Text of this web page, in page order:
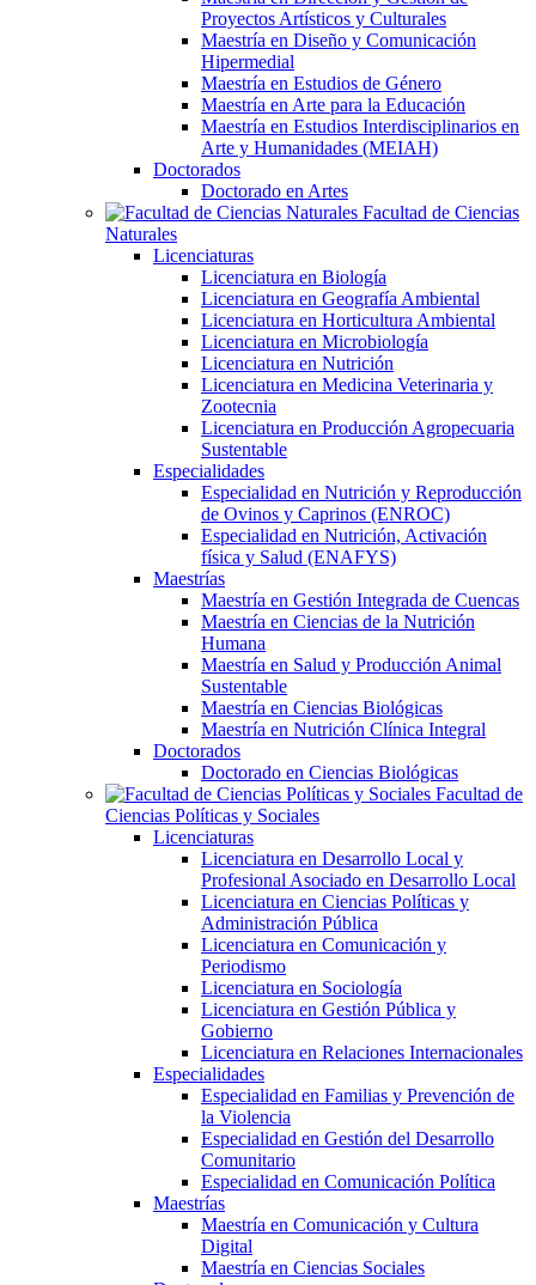
Proyectos Artísticos y Culturales
Maestría en Diseño y Comunicación
Hipermedial
Maestría en Estudios de Género
Maestría en Arte para la Educación
Maestría en Estudios Interdisciplinarios en
Arte y Humanidades (MEIAH)
Doctorados
Doctorado en Artes
Facultad de Ciencias
Naturales
Licenciaturas
Licenciatura en Biología
Licenciatura en Geografía Ambiental
Licenciatura en Horticultura Ambiental
Licenciatura en Microbiología
Licenciatura en Nutrición
Licenciatura en Medicina Veterinaria y
Zootecnia
Licenciatura en Producción Agropecuaria
Sustentable
Especialidades
Especialidad en Nutrición y Reproducción
de Ovinos y Caprinos (ENROC)
Especialidad en Nutrición, Activación
física y Salud (ENAFYS)
Maestrías
Maestría en Gestión Integrada de Cuencas
Maestría en Ciencias de la Nutrición
Humana
Maestría en Salud y Producción Animal
Sustentable
Maestría en Ciencias Biológicas
Maestría en Nutrición Clínica Integral
Doctorados
Doctorado en Ciencias Biológicas
Facultad de
Ciencias Políticas y Sociales
Licenciaturas
Licenciatura en Desarrollo Local y
Profesional Asociado en Desarrollo Local
Licenciatura en Ciencias Políticas y
Administración Pública
Licenciatura en Comunicación y
Periodismo
Licenciatura en Sociología
Licenciatura en Gestión Pública y
Gobierno
Licenciatura en Relaciones Internacionales
Especialidades
Especialidad en Familias y Prevención de
la Violencia
Especialidad en Gestión del Desarrollo
Comunitario
Especialidad en Comunicación Política
Maestrías
Maestría en Comunicación y Cultura
Digital
Maestría en Ciencias Sociales